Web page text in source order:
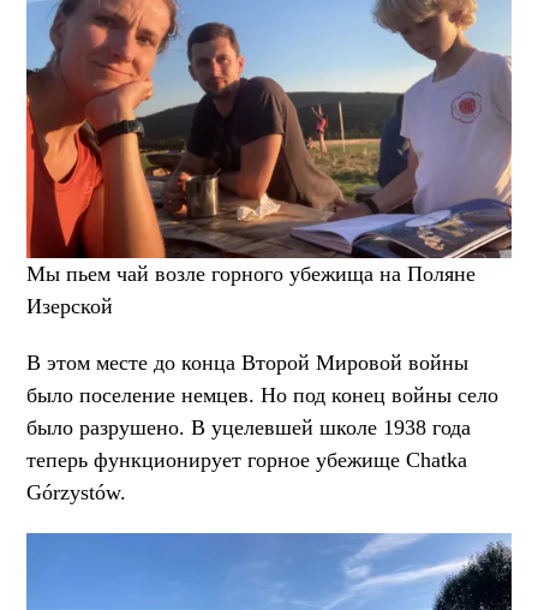
Мы пьем чай возле горного убежища на Поляне
Изерской
В этом месте до конца Второй Мировой войны
было поселение немцев. Но под конец войны село
было разрушено. В уцелевшей школе 1938 года
теперь функционирует горное убежище Chatka
Górzystów.